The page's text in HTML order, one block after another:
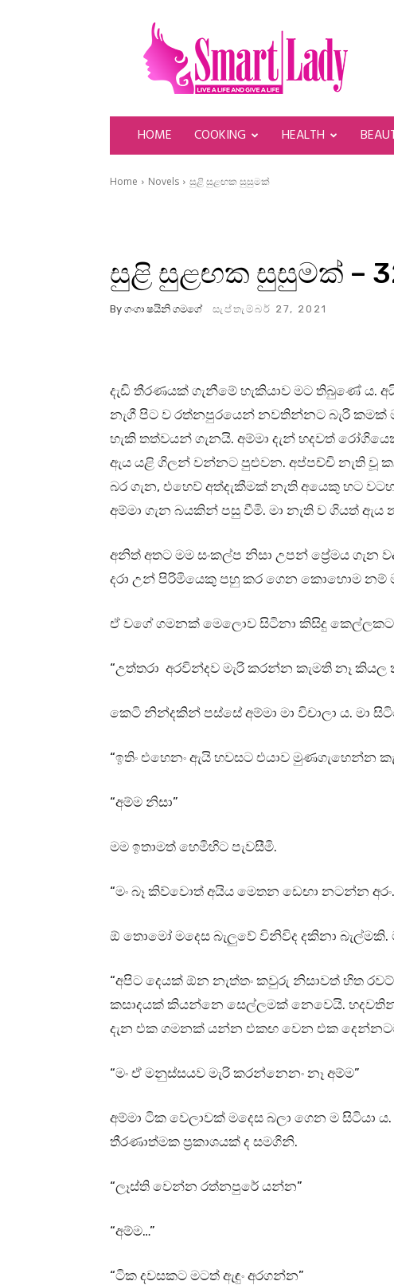
SmartLady
HOME COOKING HEALTH
Home Novels සුළි සුළඟක සුසුමක්
සුළි සුළඟක සුසුමක් –
By ගංගා ෂයිනි ගමගේ සැප්තැම්බර් 27, 2021
දැඩි තීරණයක් ගැනීමේ හැකියාව මට තිබුණේ ය.
නැගී පිට ව රත්නපුරයෙන් නවතින්නට බැරි කමක්
හැකි තත්වයන් ගැනයි. අම්මා දැන් හදවත්
ඇය යළි ගිලන් වන්නට පුළුවන. අප්පච්චි නැති වූ
බර ගැන, එහෙව් අත්දැකීමක් නැති අයෙකු හට
අම්මා ගැන බයකින් පසු වීමි. මා නැති ව ගියත් ඇය
අනිත් අතට මම සංකල්ප නිසා උපන් ප්‍රේමය ගැන
දරා උන් පිරිමියෙකු පහු කර ගෙන කොහොම නම්
ඒ වගේ ගමනක් මෙලොව සිටිනා කිසිදු
“උත්තරා අරවින්දව මැරි කරන්න කැමති නෑ කියල
කෙටි නින්දකින් පස්සේ අම්මා මා විචාලා ය. මා
“ඉතිං එහෙනං ඇයි හවසට එයාව මුණගැහෙන්න
“අම්ම නිසා”
මම ඉතාමත් හෙමිහිට පැවසීමි.
“මං බෑ කිව්වොත් අයිය මෙතන ඩෙඟා නටන්න
ඕ තොමෝ මදෙස බැලුවේ විනිවිද දකිනා බැල්මකි.
“අපිට දෙයක් ඕන නැත්තං කවුරු නිසාවත් හිත
කසාදයක් කියන්නෙ සෙල්ලමක් නෙවෙයි.
දැන එක ගමනක් යන්න එකඟ වෙන එක
“මං ඒ මනුස්සයව මැරි කරන්නෙනං නෑ අම්ම”
අම්මා ටික වෙලාවක් මදෙස බලා ගෙන ම සිටියා
තීරණාත්මක ප්‍රකාශයක් ද සමගිනි.
“ලෑස්ති වෙන්න රත්නපුරේ යන්න”
“අම්ම…”
“ටික දවසකට මටත් ඇඳුං අරගන්න”